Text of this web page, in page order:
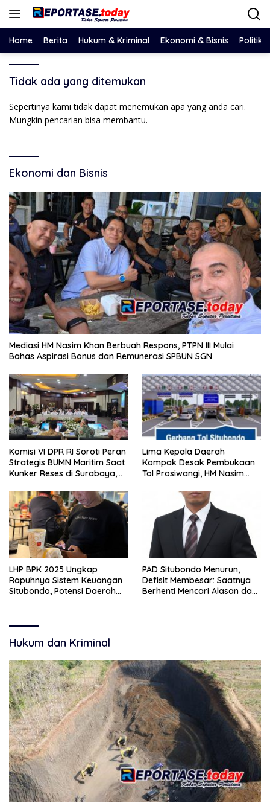
Langsung
Home Berita Hukum & Kriminal Ekonomi & Bisnis Politik
Tidak ada yang ditemukan
Sepertinya kami tidak dapat menemukan apa yang anda cari.
Mungkin pencarian bisa membantu.
Ekonomi dan Bisnis
Mediasi HM Nasim Khan Berbuah Respons, PTPN III Mulai
Bahas Aspirasi Bonus dan Remunerasi SPBUN SGN
Komisi VI DPR RI Soroti Peran
Strategis BUMN Maritim Saat
Kunker Reses di Surabaya,
Lima Kepala Daerah
Kompak Desak Pembukaan
Tol Prosiwangi, HM Nasim
Pemerintah Pusat
LHP BPK 2025 Ungkap
Rapuhnya Sistem Keuangan
Situbondo, Potensi Daerah
PAD Situbondo Menurun,
Defisit Membesar: Saatnya
Berhenti Mencari Alasan dan
Hukum dan Kriminal